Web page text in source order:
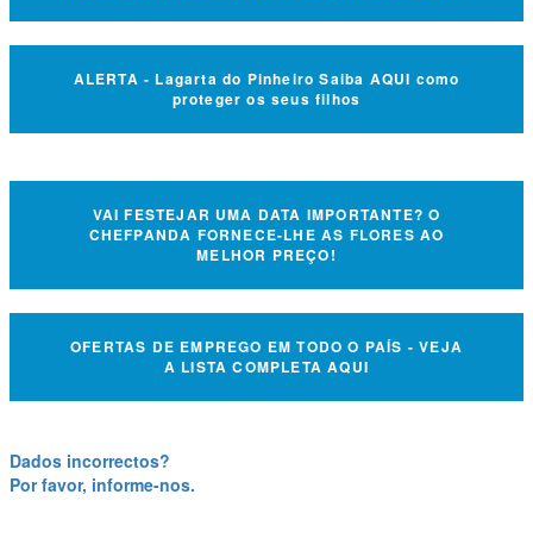
ALERTA - Lagarta do Pinheiro Saiba AQUI como
proteger os seus filhos
VAI FESTEJAR UMA DATA IMPORTANTE? O
CHEFPANDA FORNECE-LHE AS FLORES AO
MELHOR PREÇO!
OFERTAS DE EMPREGO EM TODO O PAÍS - VEJA
A LISTA COMPLETA AQUI
Dados incorrectos?
Por favor, informe-nos.